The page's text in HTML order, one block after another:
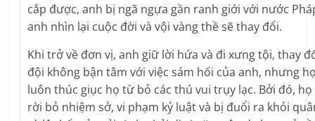
cắp được, anh bị ngã ngựa gần ranh giới với nước
anh nhìn lại cuộc đời và vội vàng thề sẽ thay đổi.
Khi trở về đơn vị, anh giữ lời hứa và đi xưng tội, thay
đội không bận tâm với việc sám hối của anh, nhưng
luôn thúc giục họ từ bỏ các thú vui trụy lạc. Bởi đó,
rời bỏ nhiệm sở, vi phạm kỷ luật và bị đuổi ra khỏi